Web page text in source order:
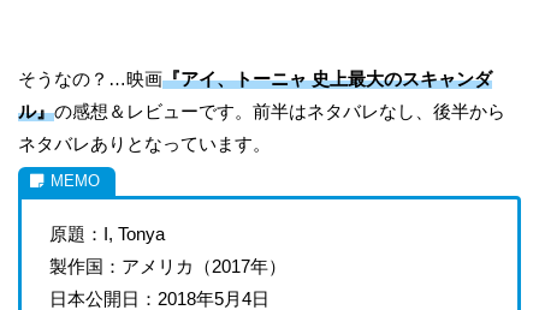
そうなの？…映画『アイ、トーニャ 史上最大のスキャンダ
ル』の感想＆レビューです。前半はネタバレなし、後半から
ネタバレありとなっています。
原題：I, Tonya
製作国：アメリカ（2017年）
日本公開日：2018年5月4日